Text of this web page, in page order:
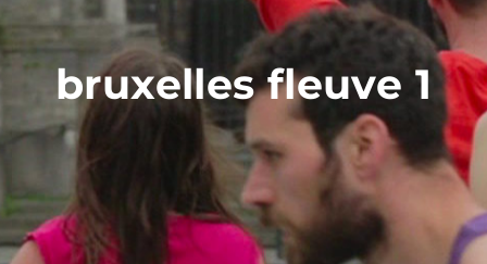
bruxelles fleuve 1